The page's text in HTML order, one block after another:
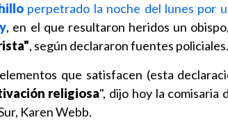
perpetrado la noche del lunes por
, en el que resultaron heridos un
, según declararon fuentes policiales.
que satisfacen (esta
religiosa", dijo hoy la comisaria
Karen Webb.